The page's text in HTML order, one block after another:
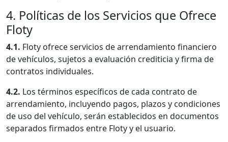
4. Políticas de los Servicios que Ofrece
Floty
4.1. Floty ofrece servicios de arrendamiento financiero
de vehículos, sujetos a evaluación crediticia y firma de
contratos individuales.
4.2. Los términos específicos de cada contrato de
arrendamiento, incluyendo pagos, plazos y condiciones
de uso del vehículo, serán establecidos en documentos
separados firmados entre Floty y el usuario.